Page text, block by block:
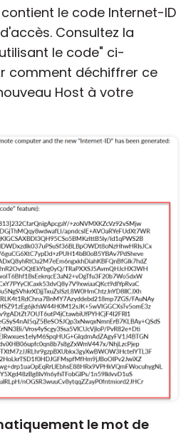
le code Internet-ID
Consultez la
le code" ci-
comment déchiffrer ce
Host à votre
le mot de